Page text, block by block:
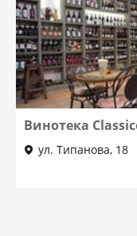
Винотека
ул. Типанова, 18